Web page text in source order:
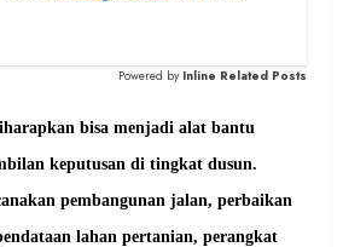
Powered by Inline Related Posts
bisa menjadi alat bantu
keputusan di tingkat dusun.
pembangunan jalan, perbaikan
lahan pertanian, perangkat